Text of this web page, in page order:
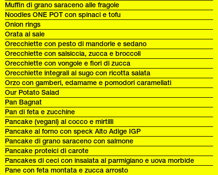
Muffin di grano saraceno alle fragole
Noodles ONE POT con spinaci e tofu
Onion rings
Orata al sale
Orecchiette con pesto di mandorle e sedano
Orecchiette con salsiccia, zucca e broccoli
Orecchiette con vongole e fiori di zucca
Orecchiette integrali al sugo con ricotta salata
Orzo con gamberi, edamame e pomodori caramellati
Our Potato Salad
Pan Bagnat
Pan di feta e zucchine
Pancake (vegani) al cocco e mirtilli
Pancake al forno con speck Alto Adige IGP
Pancake di grano saraceno con salmone
Pancake proteici di carote
Pancakes di ceci con insalata al parmigiano e uova morbide
Pane con feta montata e zucca arrosto